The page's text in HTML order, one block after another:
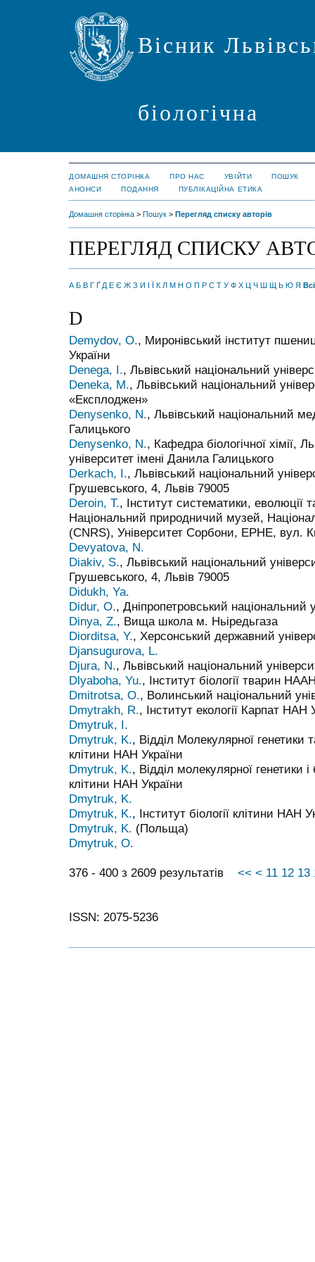
Вісник
біологічна
ДОМАШНЯ СТОРІНКА ПРО НАС УВІЙТИ
ПОШУК
АНОНСИ
ПОДАННЯ ПУБЛІКАЦІЙНА ЕТИКА
Домашня сторінка > Пошук > Перегляд списку авторів
ПЕРЕГЛЯД СПИСКУ
А Б В Г Ґ Д Е Є Ж З И І Ї К Л М Н О П Р С Т У Ф Х Ц Ч Ш Щ Ь Ю Я Всі
D
Demydov, O., Миронівський інститут
України
Denega, I., Львівський національний
Deneka, M., Львівський національний
«Експлоджен»
Denysenko, N., Львівський національний
Галицького
Denysenko, N., Кафедра біологічної хімії,
університет імені Данила Галицького
Derkach, I., Львівський національний
Грушевського, 4, Львів 79005
Deroin, T., Інститут систематики, еволюції
Національний природничий музей,
(CNRS), Університет Сорбони, EPHE, вул.
Devyatova, N.
Diakiv, S., Львівський національний
Грушевського, 4, Львів 79005
Didukh, Ya.
Didur, O., Дніпропетровський національний
Dinya, Z., Вища школа м. Ньіредьгаза
Diorditsa, Y., Херсонський державний
Djansugurova, L.
Djura, N., Львівський національний
Dlyaboha, Yu., Інститут біології тварин
Dmitrotsa, O., Волинський національний
Dmytrakh, R., Інститут екології Карпат НАН
Dmytruk, I.
Dmytruk, K., Відділ Молекулярної генетики
клітини НАН України
Dmytruk, K., Відділ молекулярної генетики і
клітини НАН України
Dmytruk, K.
Dmytruk, K., Інститут біології клітини НАН
Dmytruk, K. (Польща)
Dmytruk, O.
376 - 400 з 2609 результатів << < 11 12 13
ISSN: 2075-5236